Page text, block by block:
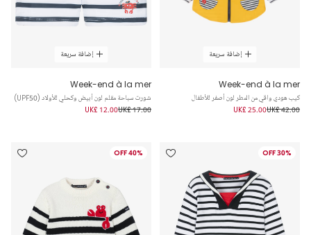
إضافة سريعة
Week-end à la mer
كيب هودي واقي من المطر لون أصفر للأطفال
UK£ 42.00
UK£ 25.00
إضافة سريعة
Week-end à la mer
شورت سباحة مقلم لون أبيض وكحلي للأولاد (UPF50)
UK£ 17.00
UK£ 12.00
30% OFF
40% OFF